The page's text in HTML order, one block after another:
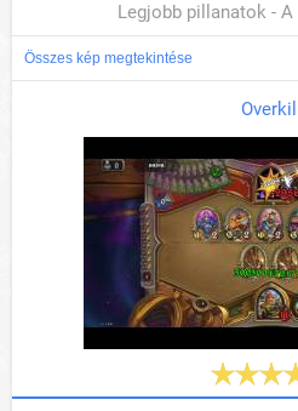
Legjobb pillanatok -
Összes kép megtekintése
Overkill